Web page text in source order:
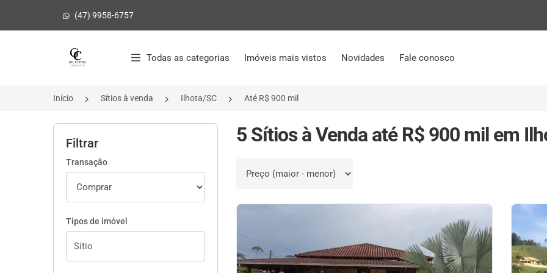
(47) 9958-6757
Página inicial
Todas as categorias Imóveis mais vistos Novidades Fale conosco
Início Sítios à venda Ilhota/SC Até R$ 900 mil
Filtrar
Transação
Tipos de imóvel
5 Sítios à Venda até R$ 900 mil em
Ordenar por